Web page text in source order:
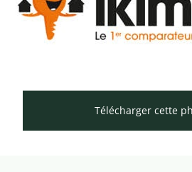
Télécharger cette